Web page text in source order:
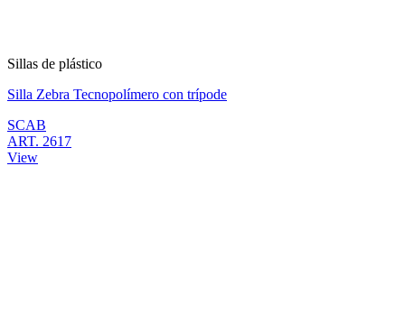
Sillas de plástico
Silla Zebra Tecnopolímero con trípode
SCAB
ART. 2617
View